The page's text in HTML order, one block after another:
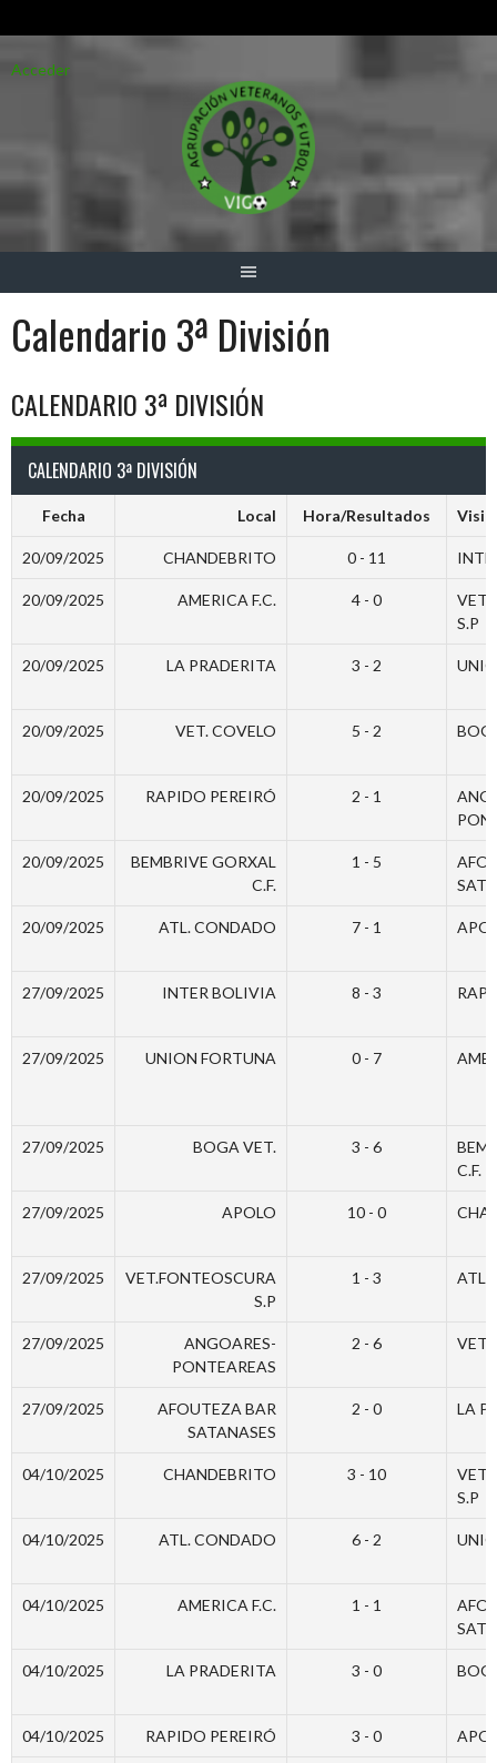
alAcceder
Calendario 3ª División
CALENDARIO 3ª DIVISIÓN
CALENDARIO 3ª DIVISIÓN
Fecha Local Hora/Resultados
20/09/2025 CHANDEBRITO 0 - 11
20/09/2025 AMERICA F.C. 4 - 0
S.P
20/09/2025 LA PRADERITA 3 - 2
20/09/2025 VET. COVELO 5 - 2
20/09/2025 RAPIDO PEREIRÓ 2 - 1
20/09/2025
BEMBRIVE GORXAL
C.F.
1 - 5
20/09/2025 ATL. CONDADO 7 - 1
27/09/2025 INTER BOLIVIA 8 - 3
27/09/2025 UNION FORTUNA 0 - 7
27/09/2025 BOGA VET. 3 - 6
C.F.
27/09/2025 APOLO 10 - 0
27/09/2025
VET.FONTEOSCURA
S.P
1 - 3 ATL.
27/09/2025
ANGOARES-
PONTEAREAS
2 - 6 VET.
27/09/2025
AFOUTEZA BAR
SATANASES
2 - 0 LA
04/10/2025 CHANDEBRITO 3 - 10
S.P
04/10/2025 ATL. CONDADO 6 - 2
04/10/2025 AMERICA F.C. 1 - 1
04/10/2025 LA PRADERITA 3 - 0
04/10/2025 RAPIDO PEREIRÓ 3 - 0